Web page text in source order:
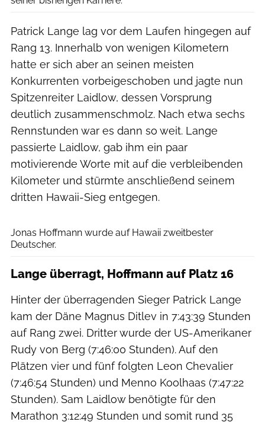
Patrick Lange lag vor dem Laufen hingegen auf
Rang 13. Innerhalb von wenigen Kilometern
hatte er sich aber an seinen meisten
Konkurrenten vorbeigeschoben und jagte nun
Spitzenreiter Laidlow, dessen Vorsprung
deutlich zusammenschmolz. Nach etwa sechs
Rennstunden war es dann so weit. Lange
passierte Laidlow, gab ihm ein paar
motivierende Worte mit auf die verbleibenden
Kilometer und stürmte anschließend seinem
dritten Hawaii-Sieg entgegen.
Jonas Hoffmann wurde auf Hawaii zweitbester
Deutscher.
Lange überragt, Hoffmann auf Platz 16
Hinter der überragenden Sieger Patrick Lange
kam der Däne Magnus Ditlev in 7:43:39 Stunden
auf Rang zwei. Dritter wurde der US-Amerikaner
Rudy von Berg (7:46:00 Stunden). Auf den
Plätzen vier und fünf folgten Leon Chevalier
(7:46:54 Stunden) und Menno Koolhaas (7:47:22
Stunden). Sam Laidlow benötigte für den
Marathon 3:12:49 Stunden und somit rund 35